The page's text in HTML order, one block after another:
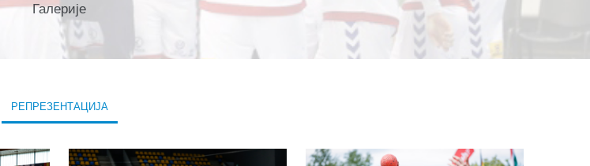
Галерије
РЕПРЕЗЕНТАЦИЈА